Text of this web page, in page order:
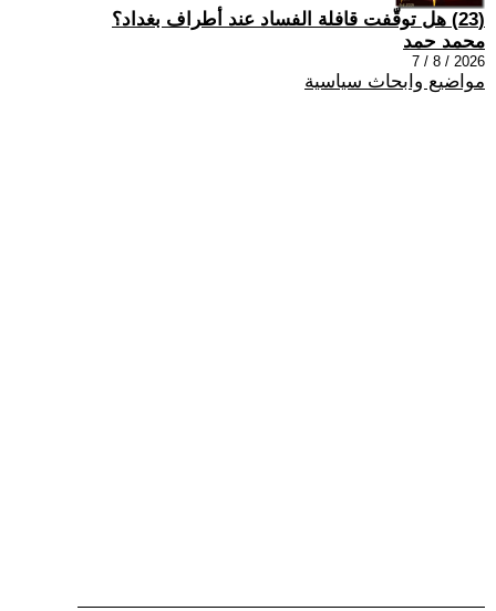
(23) هل توقّفت قافلة الفساد عند أطراف بغداد؟
محمد حمد
2026 / 8 / 7
مواضيع وابحاث سياسية